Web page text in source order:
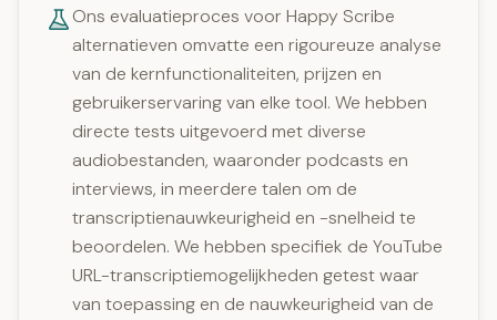
Ons evaluatieproces voor Happy Scribe
alternatieven omvatte een rigoureuze analyse
van de kernfunctionaliteiten, prijzen en
gebruikerservaring van elke tool. We hebben
directe tests uitgevoerd met diverse
audiobestanden, waaronder podcasts en
interviews, in meerdere talen om de
transcriptienauwkeurigheid en -snelheid te
beoordelen. We hebben specifiek de YouTube
URL-transcriptiemogelijkheden getest waar
van toepassing en de nauwkeurigheid van de